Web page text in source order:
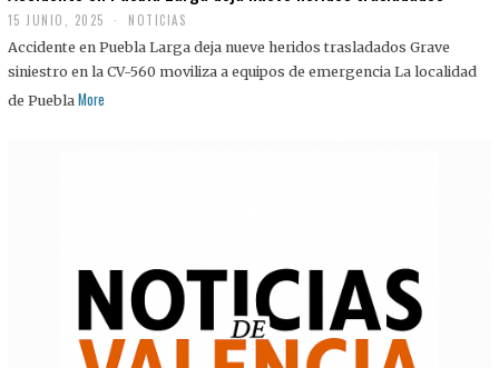
15 JUNIO, 2025 NOTICIAS
Accidente en Puebla Larga deja nueve heridos trasladados Grave
siniestro en la CV-560 moviliza a equipos de emergencia La localidad
de Puebla More